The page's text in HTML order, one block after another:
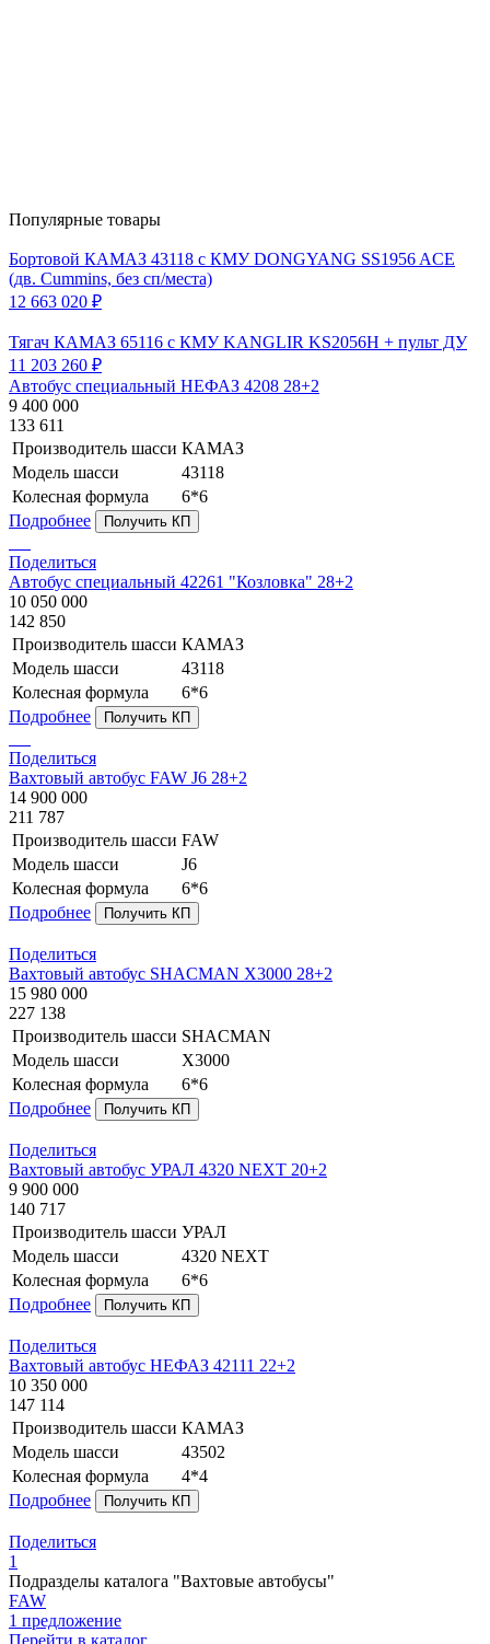
Популярные товары
Бортовой КАМАЗ 43118 с КМУ DONGYANG SS1956 ACE
(дв. Cummins, без сп/места)
12 663 020 ₽
Тягач КАМАЗ 65116 с КМУ KANGLIR KS2056H + пульт ДУ
11 203 260 ₽
Автобус специальный НЕФАЗ 4208 28+2
9 400 000
133 611
Производитель шасси КАМАЗ
Модель шасси
43118
Колесная формула
6*6
Подробнее
Получить КП
Поделиться
Автобус специальный 42261 "Козловка" 28+2
10 050 000
142 850
Производитель шасси КАМАЗ
Модель шасси
43118
Колесная формула
6*6
Подробнее
Получить КП
Поделиться
Вахтовый автобус FAW J6 28+2
14 900 000
211 787
Производитель шасси FAW
Модель шасси
J6
Колесная формула
6*6
Подробнее
Получить КП
Поделиться
Вахтовый автобус SHACMAN X3000 28+2
15 980 000
227 138
Производитель шасси SHACMAN
Модель шасси
X3000
Колесная формула
6*6
Подробнее
Получить КП
Поделиться
Вахтовый автобус УРАЛ 4320 NEXT 20+2
9 900 000
140 717
Производитель шасси УРАЛ
Модель шасси
4320 NEXT
Колесная формула
6*6
Подробнее
Получить КП
Поделиться
Вахтовый автобус НЕФАЗ 42111 22+2
10 350 000
147 114
Производитель шасси КАМАЗ
Модель шасси
43502
Колесная формула
4*4
Подробнее
Получить КП
Поделиться
1
Подразделы каталога "Вахтовые автобусы"
FAW
1 предложение
Перейти в каталог